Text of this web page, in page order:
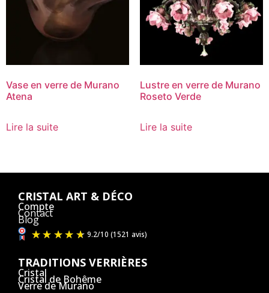
Vase en verre de Murano
Atena
Lire la suite
Lustre en verre de Murano
Roseto Verde
Lire la suite
CRISTAL ART & DÉCO
Compte
Contact
Blog
TRADITIONS VERRIÈRES
Cristal
Cristal de Bohême
Verre de Murano